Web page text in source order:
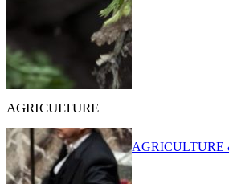
AGRICULTURE
AGRICULTURE